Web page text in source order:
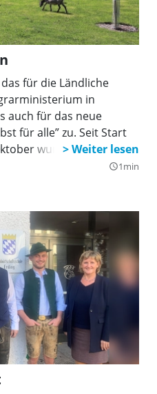
für die Ländliche
in
auch für das neue
für alle” zu. Seit Start
wurden in ganz
Anträge für je bis zu 100
query_builder1min